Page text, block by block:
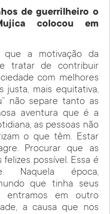
de guerrilheiro o
colocou em
a motivação da
tratar de contribuir
com melhores
justa, mais equitativa,
não separe tanto as
aventura que é a
as pessoas não
o que têm. Estar
Procurar que as
possível. Essa é
Naquela época,
que tinha seus
entramos em outro
a causa que nos